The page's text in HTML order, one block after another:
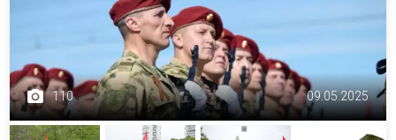
110 09.05.2025